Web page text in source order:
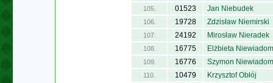
105. 01523 Jan Niebudek
106. 19728 Zdzisław Niemirski
107. 24192 Mirosław Nieradek
108. 16775 Elżbieta
109. 16776 Szymon
110. 10479 Krzysztof Obłój